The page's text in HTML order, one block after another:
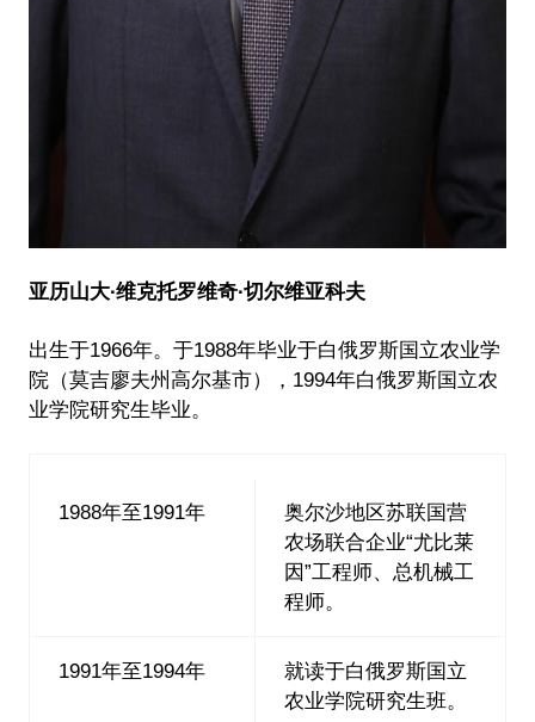
亚历山大∙维克托罗维奇∙切尔维亚科夫
出生于1966年。于1988年毕业于白俄罗斯国立农业学
院（莫吉廖夫州高尔基市），1994年白俄罗斯国立农
业学院研究生毕业。
1988年至1991年
奥尔沙地区苏联国营
农场联合企业“尤比莱
因”工程师、总机械工
程师。
1991年至1994年
就读于白俄罗斯国立
农业学院研究生班。